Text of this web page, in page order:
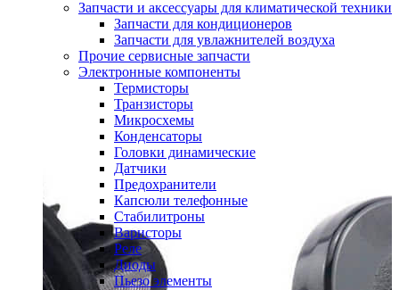
Запчасти и аксессуары для климатической техники
Запчасти для кондиционеров
Запчасти для увлажнителей воздуха
Прочие сервисные запчасти
Электронные компоненты
Термисторы
Транзисторы
Микросхемы
Конденсаторы
Головки динамические
Датчики
Предохранители
Капсюли телефонные
Стабилитроны
Варисторы
Реле
Диоды
Пьезо элементы